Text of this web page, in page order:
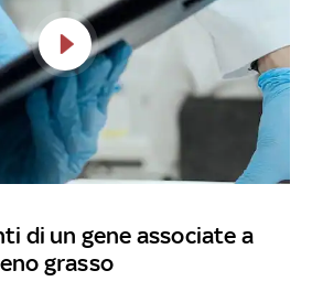
di un gene associate a
grasso